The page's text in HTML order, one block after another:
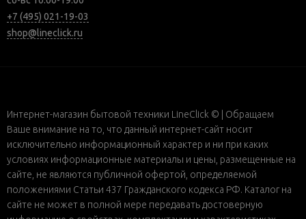
+7 (495) 021-19-03
shop@lineclick.ru
Интернет-магазин бытовой техники LineClick © | Обращаем
Ваше внимание на то, что данный интернет-сайт носит
исключительно информационный характер и ни при каких
условиях информационные материалы и цены, размещенные на
сайте, не являются публичной офертой, определяемой
положениями Статьи 437 Гражданского кодекса РФ. Каталог на
сайте не может в полной мере передавать достоверную